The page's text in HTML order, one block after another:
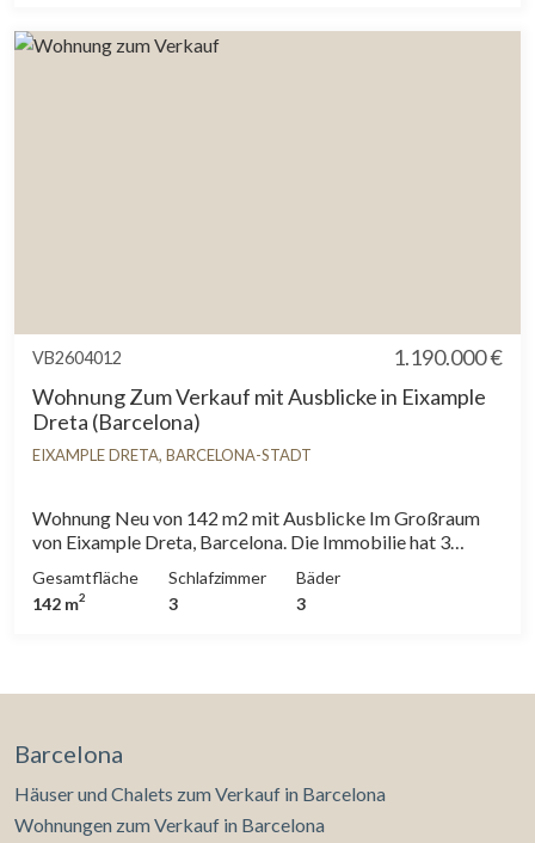
VB2604012
1.190.000 €
Wohnung Zum Verkauf mit Ausblicke in Eixample
Dreta (Barcelona)
EIXAMPLE DRETA, BARCELONA-STADT
Wohnung Neu von 142 m2 mit Ausblicke Im Großraum
von Eixample Dreta, Barcelona. Die Immobilie hat 3
Heizung und Abstellraum.
Gesamtfläche
142 m2
Schlafzimmer
3
Bäder
3
Barcelona
Häuser und Chalets zum Verkauf in Barcelona
Wohnungen zum Verkauf in Barcelona